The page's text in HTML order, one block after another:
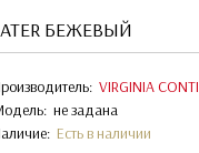
БЕЖЕВЫЙ
VIRGINIA CONTI
не задана
Есть в наличии